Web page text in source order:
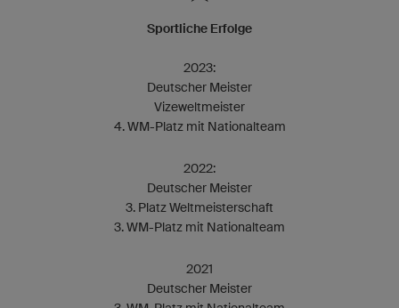
Sportliche Erfolge
2023:
Deutscher Meister
Vizeweltmeister
4. WM-Platz mit Nationalteam
2022:
Deutscher Meister
3. Platz Weltmeisterschaft
3. WM-Platz mit Nationalteam
2021
Deutscher Meister